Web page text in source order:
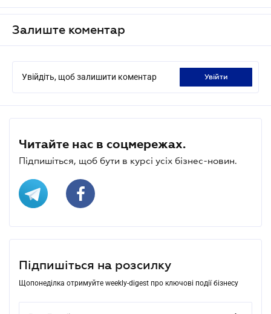
Залиште коментар
Увійдіть, щоб залишити коментар увійти
Читайте нас в соцмережах.
Підпишіться, щоб бути в курсі усіх бізнес-новин.
Підпишіться на розсилку
Щопонеділка отримуйте weekly-digest про ключові події бізнесу